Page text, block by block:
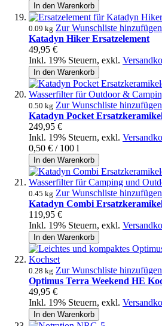
In den Warenkorb
0.09 kg Zur Wunschliste hinzufügen
Katadyn Hiker Ersatzelement
49,95 €
Inkl. 19% Steuern, exkl.
In den Warenkorb
0.50 kg Zur Wunschliste hinzufügen
Katadyn Pocket
249,95 €
Inkl. 19% Steuern, exkl.
0,50 € / 100 l
In den Warenkorb
0.45 kg Zur Wunschliste hinzufügen
Katadyn Combi
119,95 €
Inkl. 19% Steuern, exkl.
In den Warenkorb
0.28 kg Zur Wunschliste hinzufügen
Optimus Terra Weekend HE
49,95 €
Inkl. 19% Steuern, exkl.
In den Warenkorb